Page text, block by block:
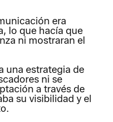
era
lo que hacía que
ni mostraran el
una estrategia de
ni se
a través de
su visibilidad y el